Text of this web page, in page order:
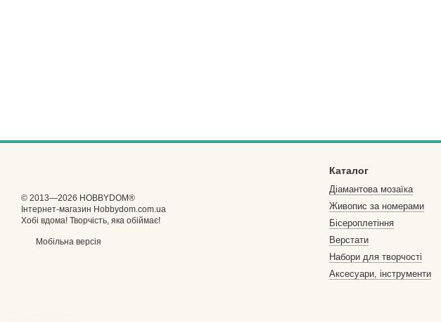
© 2013—2026 HOBBYDOM®
Інтернет-магазин Hobbydom.com.ua
Хобі вдома! Творчість, яка обіймає!
Мобільна версія
Каталог
Діамантова мозаїка
Живопис за номерами
Бісероплетіння
Верстати
Набори для творчості
Аксесуари, інструменти